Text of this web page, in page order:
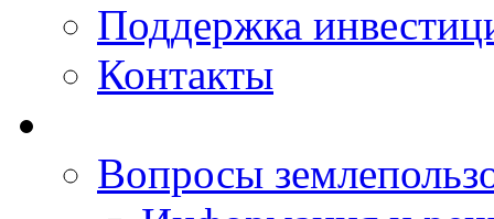
Поддержка
Контакты
Вопросы